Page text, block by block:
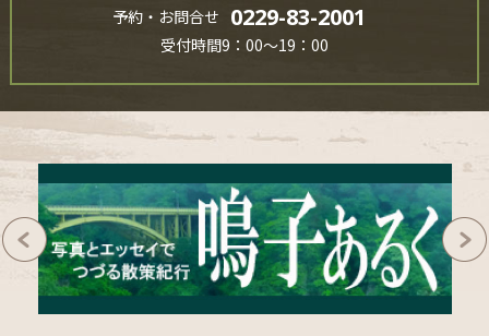
予約・お問合せ 0229-83-2001
受付時間9：00～19：00